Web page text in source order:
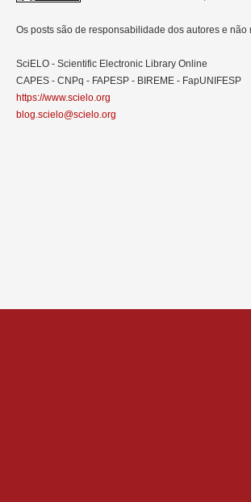
Os posts são de responsabilidade dos autores e
SciELO - Scientific Electronic Library Online
CAPES - CNPq - FAPESP - BIREME - FapUNIFESP
https://www.scielo.org
blog.scielo@scielo.org